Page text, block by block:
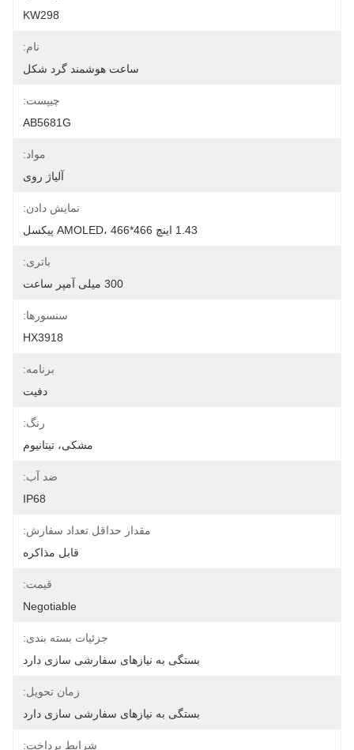
KW298
نام:
ساعت هوشمند گرد شکل
چیپست:
AB5681G
مواد:
آلیاژ روی
نمایش دادن:
1.43 اینچ AMOLED، 466*466 پیکسل
باتری:
300 میلی آمپر ساعت
سنسورها:
HX3918
برنامه:
دفیت
رنگ:
مشکی، تیتانیوم
ضد آب:
IP68
مقدار حداقل تعداد سفارش:
قابل مذاکره
قیمت:
Negotiable
جزئیات بسته بندی:
بستگی به نیازهای سفارشی سازی دارد
زمان تحویل:
بستگی به نیازهای سفارشی سازی دارد
شرایط پرداخت: